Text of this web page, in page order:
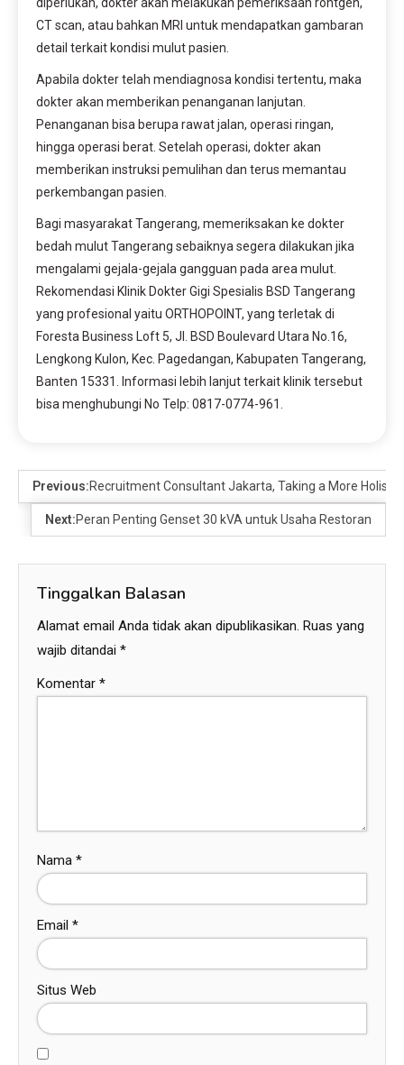
CT scan, atau bahkan MRI untuk mendapatkan gambaran
detail terkait kondisi mulut pasien.
Apabila dokter telah mendiagnosa kondisi tertentu, maka
dokter akan memberikan penanganan lanjutan.
Penanganan bisa berupa rawat jalan, operasi ringan,
hingga operasi berat. Setelah operasi, dokter akan
memberikan instruksi pemulihan dan terus memantau
perkembangan pasien.
Bagi masyarakat Tangerang, memeriksakan ke dokter
bedah mulut Tangerang sebaiknya segera dilakukan jika
mengalami gejala-gejala gangguan pada area mulut.
Rekomendasi Klinik Dokter Gigi Spesialis BSD Tangerang
yang profesional yaitu ORTHOPOINT, yang terletak di
Foresta Business Loft 5, Jl. BSD Boulevard Utara No.16,
Lengkong Kulon, Kec. Pagedangan, Kabupaten Tangerang,
Banten 15331. Informasi lebih lanjut terkait klinik tersebut
bisa menghubungi No Telp: 0817-0774-961.
Previous:Recruitment Consultant Jakarta, Taking a More
Next:Peran Penting Genset 30 kVA untuk Usaha Restoran
Tinggalkan Balasan
Alamat email Anda tidak akan dipublikasikan. Ruas yang
wajib ditandai *
Komentar *
Nama *
Email *
Situs Web